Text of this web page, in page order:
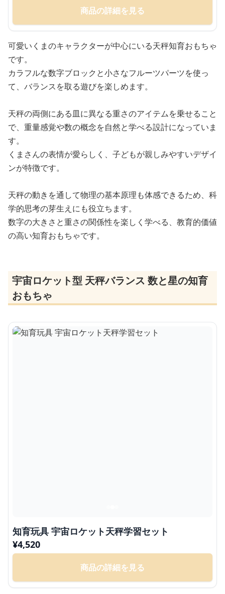
商品の詳細を見る
可愛いくまのキャラクターが中心にいる天秤知育おもちゃ
です。
カラフルな数字ブロックと小さなフルーツパーツを使っ
て、バランスを取る遊びを楽しめます。
天秤の両側にある皿に異なる重さのアイテムを乗せること
で、重量感覚や数の概念を自然と学べる設計になっていま
す。
くまさんの表情が愛らしく、子どもが親しみやすいデザイ
ンが特徴です。
天秤の動きを通して物理の基本原理も体感できるため、科
学的思考の芽生えにも役立ちます。
数字の大きさと重さの関係性を楽しく学べる、教育的価値
の高い知育おもちゃです。
宇宙ロケット型 天秤バランス 数と星の知育
おもちゃ
知育玩具 宇宙ロケット天秤学習セット
¥4,520
商品の詳細を見る